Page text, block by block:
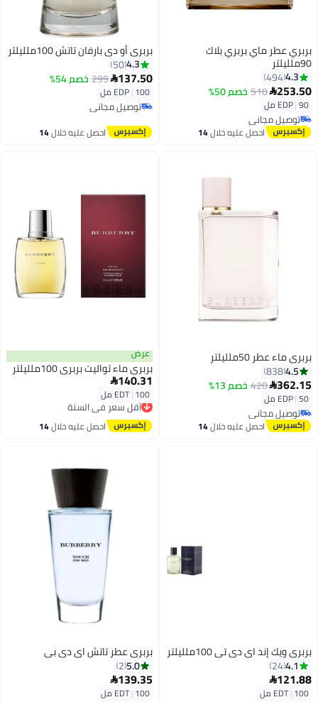
بربري عطر ماي بربري بلاك
90ملليلتر
4.3
494
253.50
510 خصم 50%
EDP|90 مل
توصيل مجاني
توصيل مجانياحصل عليه خلال14
اغسطس
بربري أو دي بارفان تاتش 100ملليلتر
4.3
50
137.50
299 خصم 54%
EDP|100 مل
توصيل مجاني
توصيل مجاني
احصل عليه خلال14
اغسطس
بربري ماء عطر 50ملليلتر
4.5
838
362.15
420 خصم 13%
EDP|50 مل
توصيل مجاني
توصيل مجانياحصل عليه خلال14
عرض
بربري ماء تواليت بربري 100ملليلتر
140.31
EDT|100 ملأقل سعر في السنة
توصيل مجاني
أقل سعر في السنةاحصل عليه خلال14
بربري ويك إند اي دي تي 100ملليلتر
4.1
24
121.88
EDT|100 مل
بربري عطر تاتش اي دي بي
5.0
2
139.35
EDT|100 ملأقل سعر في 7 يوم